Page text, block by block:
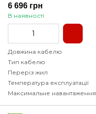
6 696 грн
В наявності
Довжина кабелю
Тип кабелю
Переріз жил
Температура експлуатації
Максимальне навантаження